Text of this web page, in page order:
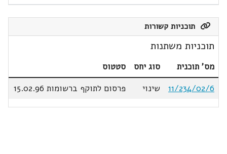
תוכניות קשורות
תוכניות משתנות
מס' תוכנית סוג יחס
סטטוס
11/234/02/6
שינוי פרסום לתוקף ברשומות 15.02.96